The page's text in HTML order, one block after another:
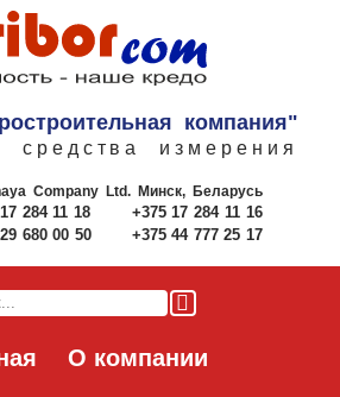
компания"
измерения
Company Ltd.Минск, Беларусь
284 11 18
+375 17 284 11 16
680 00 50 +375 44 777 25 17
О компании